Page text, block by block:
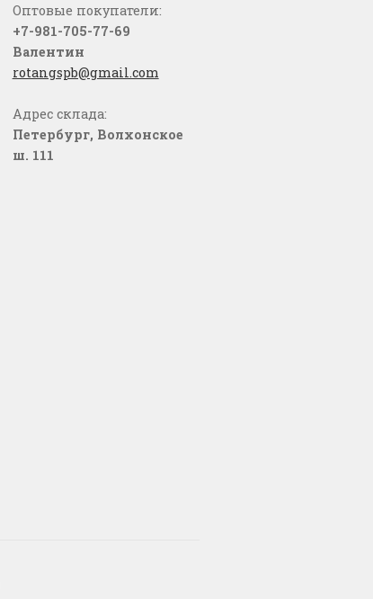
Оптовые покупатели:
+7-981-705-77-69
Валентин
rotangspb@gmail.com
Адрес склада:
Петербург, Волхонское
ш. 111